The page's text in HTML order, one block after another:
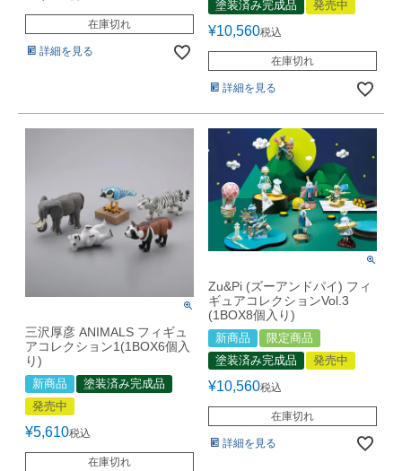
在庫切れ
詳細を見る
塗装済み完成品 発売中
¥10,560税込
在庫切れ
詳細を見る
三沢厚彦 ANIMALS フィギュ
アコレクション1(1BOX6個入
り)
新商品
塗装済み完成品
発売中
¥5,610税込
在庫切れ
Zu&Pi (ズーアンドパイ) フィ
ギュアコレクションVol.3
(1BOX8個入り)
新商品
限定商品
塗装済み完成品
発売中
¥10,560税込
在庫切れ
詳細を見る